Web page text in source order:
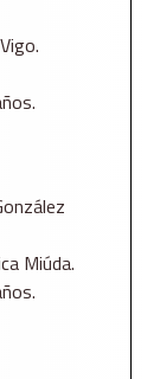
Miúda.